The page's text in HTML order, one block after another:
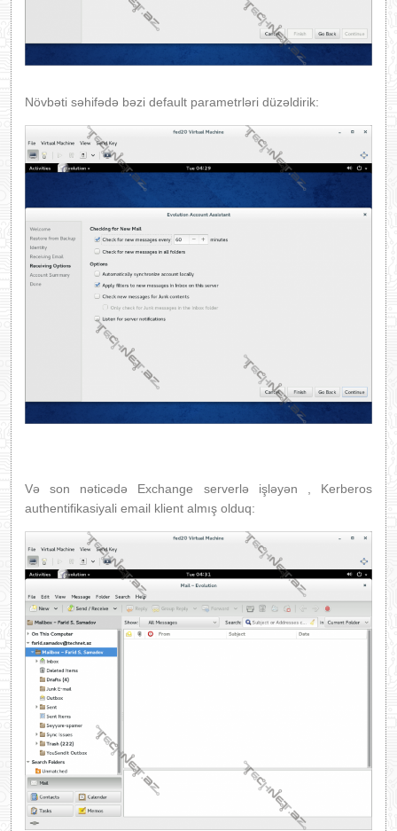
Növbəti səhifədə bəzi default parametrləri düzəldirik:
Və son nəticədə Exchange serverlə işləyən , Kerberos
authentifikasiyali email klient almış olduq: